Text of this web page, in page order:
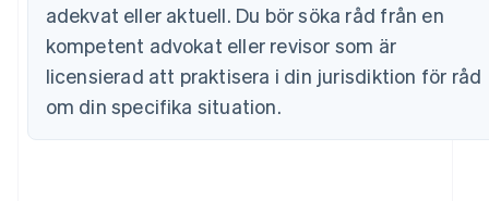
adekvat eller aktuell. Du bör söka råd från en
kompetent advokat eller revisor som är
licensierad att praktisera i din jurisdiktion för råd
om din specifika situation.
Estland
English
Fastlandskina
简体中文English
Finland